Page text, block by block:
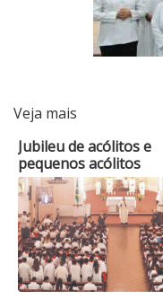
Veja mais
Jubileu de acólitos e
pequenos acólitos